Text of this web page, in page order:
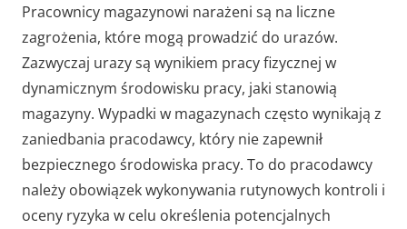
Pracownicy magazynowi narażeni są na liczne
zagrożenia, które mogą prowadzić do urazów.
Zazwyczaj urazy są wynikiem pracy fizycznej w
dynamicznym środowisku pracy, jaki stanowią
magazyny. Wypadki w magazynach często wynikają z
zaniedbania pracodawcy, który nie zapewnił
bezpiecznego środowiska pracy. To do pracodawcy
należy obowiązek wykonywania rutynowych kontroli i
oceny ryzyka w celu określenia potencjalnych